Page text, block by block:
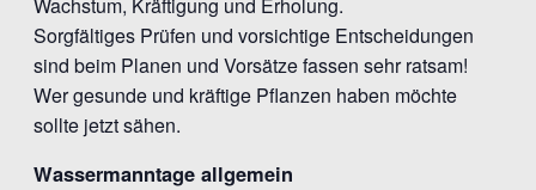
Sorgfältiges Prüfen und vorsichtige Entscheidungen
sind beim Planen und Vorsätze fassen sehr ratsam!
Wer gesunde und kräftige Pflanzen haben möchte
sollte jetzt sähen.
Wassermanntage allgemein